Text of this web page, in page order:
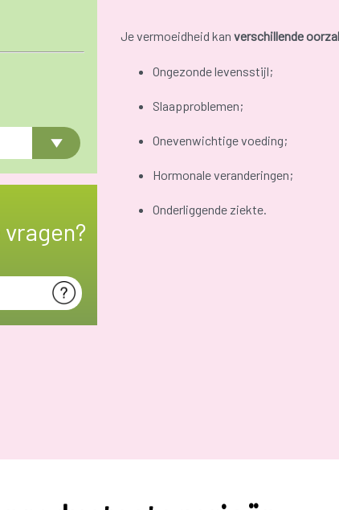
Je vermoeidheid kan verschillende
Ongezonde levensstijl;
Slaapproblemen;
Onevenwichtige voeding;
Hormonale veranderingen;
Onderliggende ziekte.